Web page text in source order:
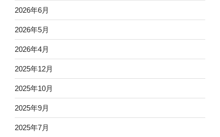
2026年6月
2026年5月
2026年4月
2025年12月
2025年10月
2025年9月
2025年7月